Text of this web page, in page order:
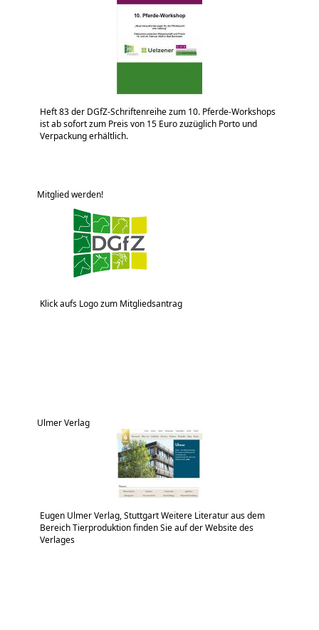
Heft 83 der DGfZ-Schriftenreihe zum 10. Pferde-Workshops
ist ab sofort zum Preis von 15 Euro zuzüglich Porto und
Verpackung erhältlich.
Mitglied werden!
Klick aufs Logo zum Mitgliedsantrag
Ulmer Verlag
Eugen Ulmer Verlag, Stuttgart Weitere Literatur aus dem
Bereich Tierproduktion finden Sie auf der Website des
Verlages